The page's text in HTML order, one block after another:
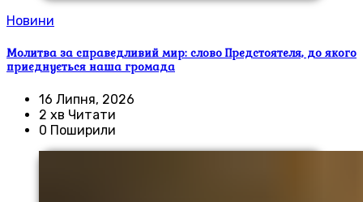
Новини
Молитва за справедливий мир: слово Предстоятеля, до якого
приєднується наша громада
16 Липня, 2026
2 хв Читати
0 Поширили